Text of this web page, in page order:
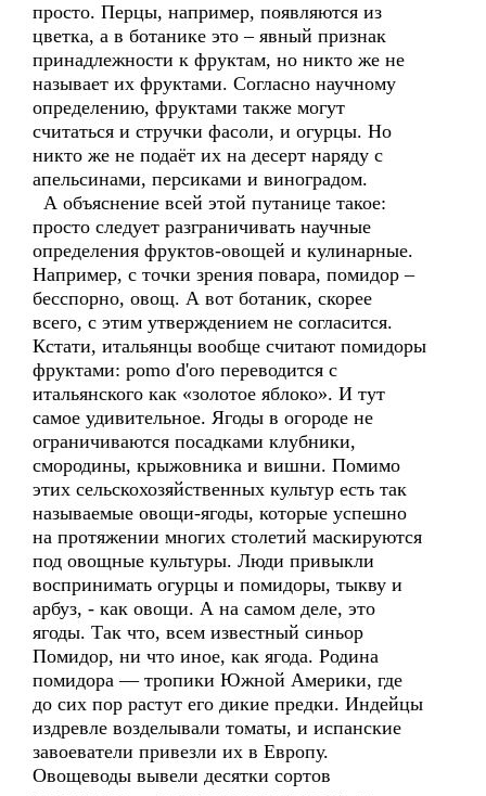
просто. Перцы, например, появляются из
цветка, а в ботанике это – явный признак
принадлежности к фруктам, но никто же не
называет их фруктами. Согласно научному
определению, фруктами также могут
считаться и стручки фасоли, и огурцы. Но
никто же не подаёт их на десерт наряду с
апельсинами, персиками и виноградом.
А объяснение всей этой путанице такое:
просто следует разграничивать научные
определения фруктов-овощей и кулинарные.
Например, с точки зрения повара, помидор –
бесспорно, овощ. А вот ботаник, скорее
всего, с этим утверждением не согласится.
Кстати, итальянцы вообще считают помидоры
фруктами: pomo d'oro переводится с
итальянского как «золотое яблоко». И тут
самое удивительное. Ягоды в огороде не
ограничиваются посадками клубники,
смородины, крыжовника и вишни. Помимо
этих сельскохозяйственных культур есть так
называемые овощи-ягоды, которые успешно
на протяжении многих столетий маскируются
под овощные культуры. Люди привыкли
воспринимать огурцы и помидоры, тыкву и
арбуз, - как овощи. А на самом деле, это
ягоды. Так что, всем известный синьор
Помидор, ни что иное, как ягода. Родина
помидора — тропики Южной Америки, где
до сих пор растут его дикие предки. Индейцы
издревле возделывали томаты, и испанские
завоеватели привезли их в Европу.
Овощеводы вывели десятки сортов